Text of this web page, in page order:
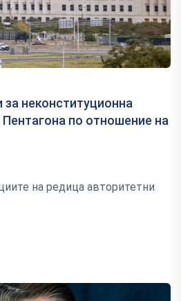
неконституционна
по отношение на
на редица авторитетни